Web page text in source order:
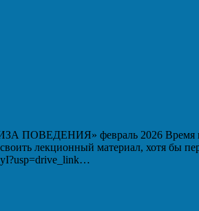
февраль 2026 Время
лекционный материал, хотя бы